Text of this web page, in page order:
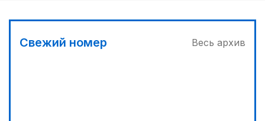
МЧС запустило новые станции мониторинга
Свежий номер Весь архив